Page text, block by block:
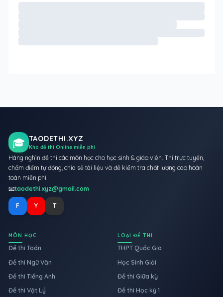
🎓 TAODETHI.XYZ
Kho đề thi Online miễn phí
Hàng nghìn đề thi các môn học cho học sinh & giáo viên. Thi trực tuyến,
chấm điểm tự động, chia sẻ tài liệu và đề kiểm tra chất lượng cao hoàn
toàn miễn phí.
📧taodethi.xyz@gmail.com
F Y T
MÔN HỌC
Đề thi Toán
Đề thi Ngữ Văn
Đề thi Tiếng Anh
Đề thi Vật Lý
LOẠI ĐỀ THI
THPT Quốc Gia
Học Sinh Giỏi
Đề thi Giữa kỳ
Đề thi Học kỳ 1